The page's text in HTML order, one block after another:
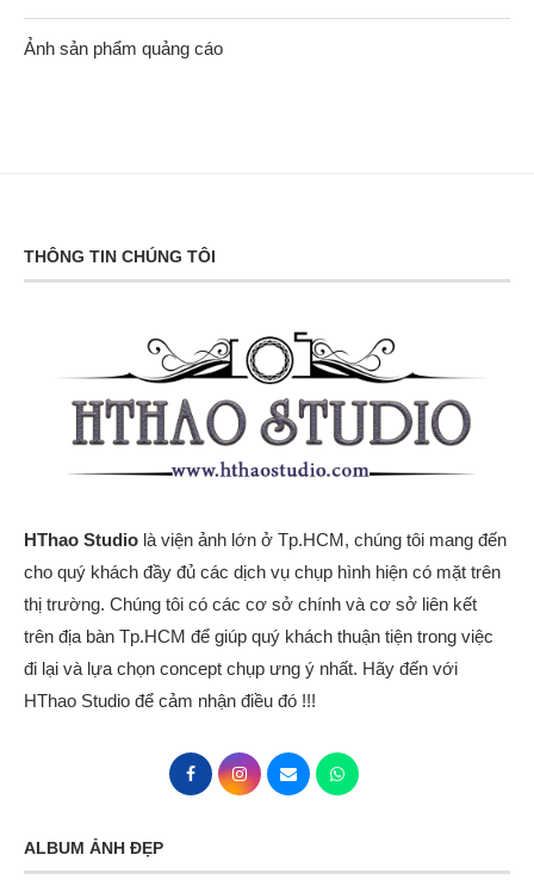
Ảnh sản phẩm quảng cáo
THÔNG TIN CHÚNG TÔI
HThao Studio là viện ảnh lớn ở Tp.HCM, chúng tôi mang đến
cho quý khách đầy đủ các dịch vụ chụp hình hiện có mặt trên
thị trường. Chúng tôi có các cơ sở chính và cơ sở liên kết
trên địa bàn Tp.HCM để giúp quý khách thuận tiện trong việc
đi lại và lựa chọn concept chụp ưng ý nhất. Hãy đến với
HThao Studio để cảm nhận điều đó !!!
ALBUM ẢNH ĐẸP